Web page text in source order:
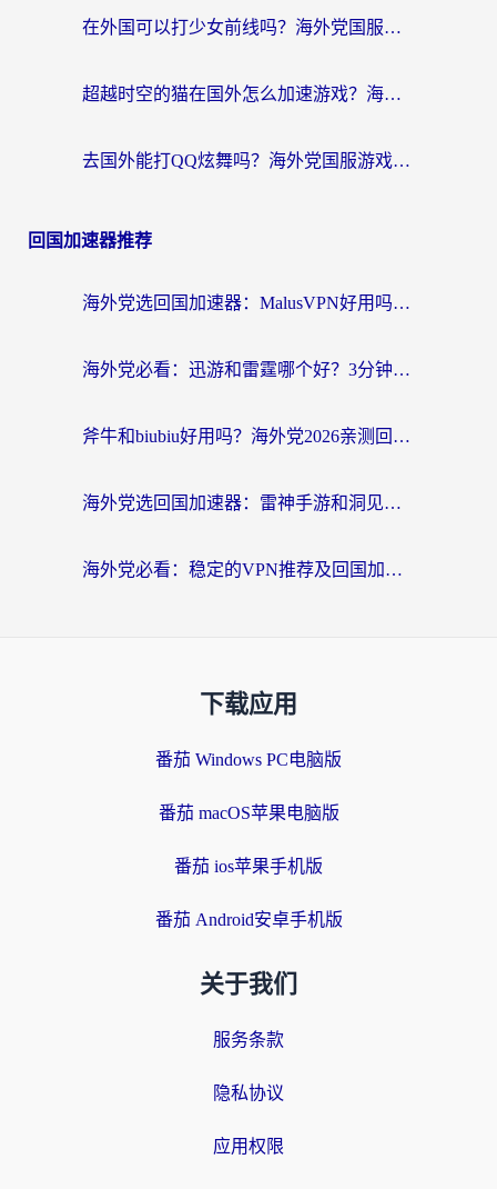
在外国可以打少女前线吗？海外党国服游戏畅玩终极指南（附避坑技巧）
超越时空的猫在国外怎么加速游戏？海外玩家国服畅玩终极指南
去国外能打QQ炫舞吗？海外党国服游戏不卡顿的终极指南
回国加速器推荐
海外党选回国加速器：MalusVPN好用吗？和快帆VPN哪个好？附真实对比与避坑指南
海外党必看：迅游和雷霆哪个好？3分钟教你选对回国加速器，无缝刷国内剧玩手游
斧牛和biubiu好用吗？海外党2026亲测回国加速器指南，附番茄加速器深度体验
海外党选回国加速器：雷神手游和洞见哪个好？附iPhone免费VPN推荐及ChickCNUfunR实测
海外党必看：稳定的VPN推荐及回国加速器选择全攻略——告别地域限制，轻松刷国内资源
下载应用
番茄 Windows PC电脑版
番茄 macOS苹果电脑版
番茄 ios苹果手机版
番茄 Android安卓手机版
关于我们
服务条款
隐私协议
应用权限